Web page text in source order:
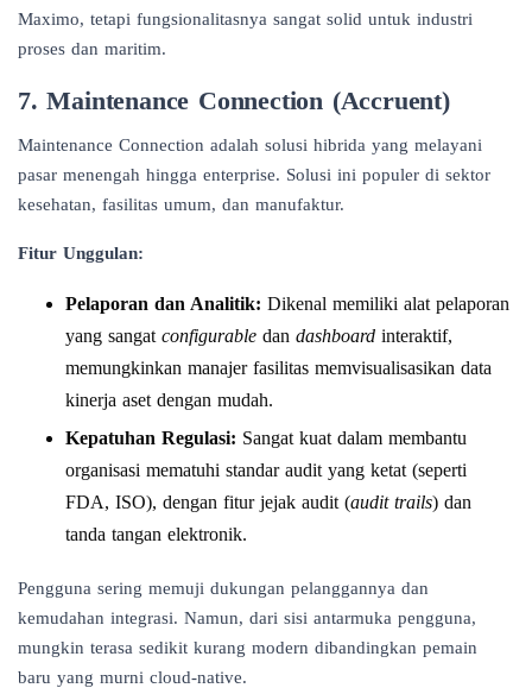
Maximo, tetapi fungsionalitasnya sangat solid untuk industri
proses dan maritim.
7. Maintenance Connection (Accruent)
Maintenance Connection adalah solusi hibrida yang melayani
pasar menengah hingga enterprise. Solusi ini populer di sektor
kesehatan, fasilitas umum, dan manufaktur.
Fitur Unggulan:
Pelaporan dan Analitik: Dikenal memiliki alat pelaporan
yang sangat configurable dan dashboard interaktif,
memungkinkan manajer fasilitas memvisualisasikan data
kinerja aset dengan mudah.
Kepatuhan Regulasi: Sangat kuat dalam membantu
organisasi mematuhi standar audit yang ketat (seperti
FDA, ISO), dengan fitur jejak audit (audit trails) dan
tanda tangan elektronik.
Pengguna sering memuji dukungan pelanggannya dan
kemudahan integrasi. Namun, dari sisi antarmuka pengguna,
mungkin terasa sedikit kurang modern dibandingkan pemain
baru yang murni cloud-native.